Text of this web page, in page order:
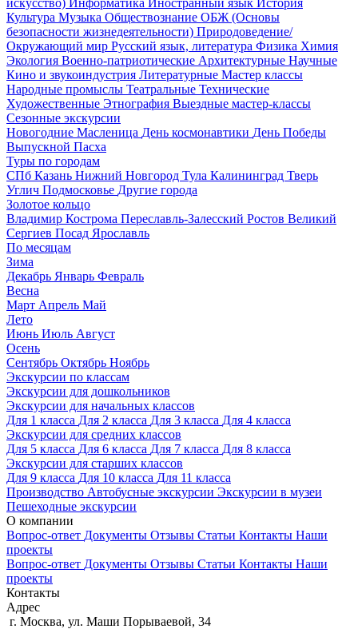
Культура Музыка Обществознание ОБЖ (Основы
безопасности жизнедеятельности) Природоведение/
Окружающий мир Русский язык, литература Физика Химия
Экология Военно-патриотические Архитектурные Научные
Кино и звукоиндустрия Литературные Мастер классы
Народные промыслы Театральные Технические
Художественные Этнография Выездные мастер-классы
Сезонные экскурсии
Новогодние Масленица День космонавтики День Победы
Выпускной Пасха
Туры по городам
СПб Казань Нижний Новгород Тула Калининград Тверь
Углич Подмосковье Другие города
Золотое кольцо
Владимир Кострома Переславль-Залесский Ростов Великий
Сергиев Посад Ярославль
По месяцам
Зима
Декабрь Январь Февраль
Весна
Март Апрель Май
Лето
Июнь Июль Август
Осень
Сентябрь Октябрь Ноябрь
Экскурсии по классам
Экскурсии для дошкольников
Экскурсии для начальных классов
Для 1 класса Для 2 класса Для 3 класса Для 4 класса
Экскурсии для средних классов
Для 5 класса Для 6 класса Для 7 класса Для 8 класса
Экскурсии для старших классов
Для 9 класса Для 10 класса Для 11 класса
Производство Автобусные экскурсии Экскурсии в музеи
Пешеходные экскурсии
О компании
Вопрос-ответ Документы Отзывы Статьи Контакты Наши
проекты
Вопрос-ответ Документы Отзывы Статьи Контакты Наши
проекты
Контакты
Адрес
г. Москва, ул. Маши Порываевой, 34